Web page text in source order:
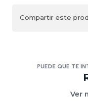
Compartir este
PUEDE QUE TE
Ver